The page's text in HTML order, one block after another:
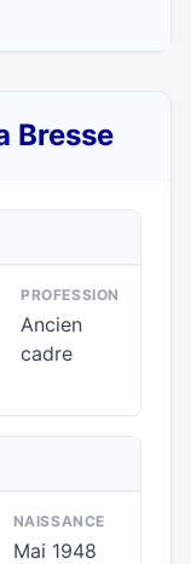
Bresse
PROFESSION
Ancien
cadre
NAISSANCE
Mai 1948